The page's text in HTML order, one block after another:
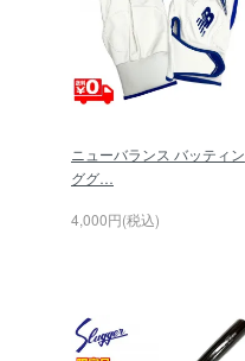
ニューバランス バッティン
ググ…
4,000円(税込)